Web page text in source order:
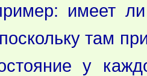
имеет ли
там
у